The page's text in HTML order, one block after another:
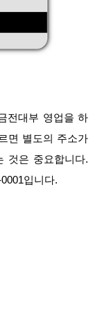
전대부 영업을 하
면 별도의 주소가
것은 중요합니다.
입니다.